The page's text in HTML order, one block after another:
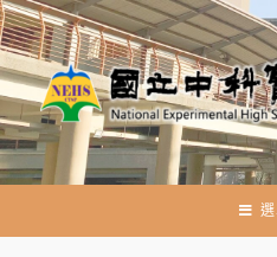
跳
轉
至
主
要
內